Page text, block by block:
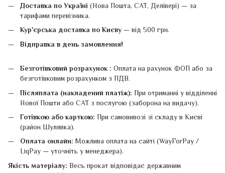
Доставка по Україні (Нова Пошта, САТ, Делівері) — за
тарифами перевізника.
Кур'єрська доставка по Києву — від 500 грн.
Відправка в день замовлення!
Безготівковий розрахунок : Оплата на рахунок ФОП або за
безготівковим розрахунком з ПДВ.
Післяплата (накладений платіж): При отриманні у відділенні
Нової Пошти або САТ з послугою (заборона на видачу).
Готівкою або карткою: При самовивозі зі складу в Києві
(район Шулявка).
Оплата онлайн: Можлива оплата на сайті (WayForPay /
LiqPay — уточніть у менеджера).
Якість матеріалу: Весь прокат відповідає державним